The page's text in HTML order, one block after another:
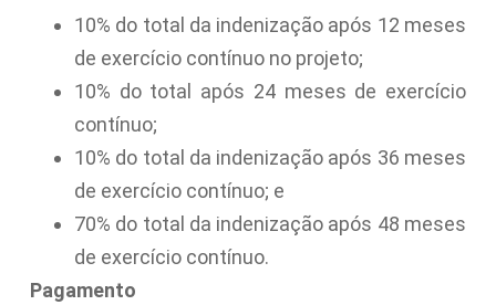
10% do total da indenização após 12 meses
de exercício contínuo no projeto;
10% do total após 24 meses de exercício
contínuo;
10% do total da indenização após 36 meses
de exercício contínuo; e
70% do total da indenização após 48 meses
de exercício contínuo.
Pagamento